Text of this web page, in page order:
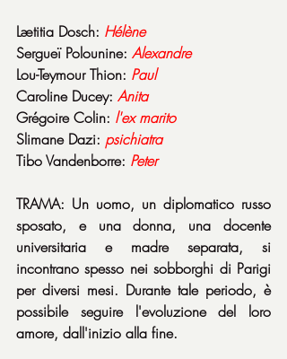
Lætitia Dosch: Hélène
Sergueï Polounine: Alexandre
Lou-Teymour Thion: Paul
Caroline Ducey: Anita
Grégoire Colin: l'ex marito
Slimane Dazi: psichiatra
Tibo Vandenborre: Peter
TRAMA: Un uomo, un diplomatico russo
sposato, e una donna, una docente
universitaria e madre separata, si
incontrano spesso nei sobborghi di Parigi
per diversi mesi. Durante tale periodo, è
possibile seguire l'evoluzione del loro
amore, dall'inizio alla fine.